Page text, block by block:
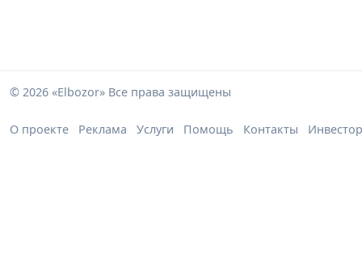
© 2026 «Elbozor» Все права защищены
О проекте Реклама Услуги Помощь Контакты